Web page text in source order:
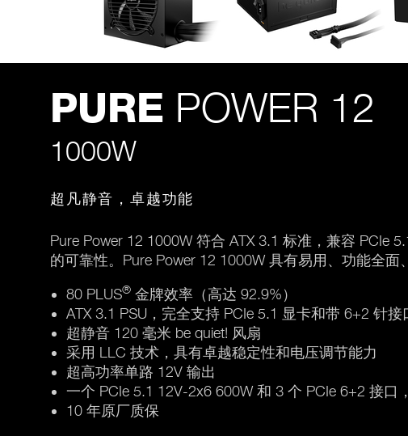
PURE POWER 12
1000W
超凡静音，卓越功能
Pure Power 12 1000W 符合 ATX 3.1 标准，兼容 PCIe
的可靠性。Pure Power 12 1000W 具有易用、功能全面
80 PLUS® 金牌效率（高达 92.9%）
ATX 3.1 PSU，完全支持 PCIe 5.1 显卡和带 6+2 针接
超静音 120 毫米 be quiet! 风扇
采用 LLC 技术，具有卓越稳定性和电压调节能力
超高功率单路 12V 输出
一个 PCIe 5.1 12V-2x6 600W 和 3 个 PCIe 6+2 接口
10 年原厂质保